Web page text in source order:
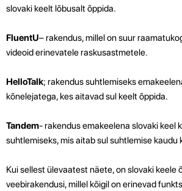
slovaki keelt lõbusalt õppida.
FluentU– rakendus, millel on suur
videoid erinevatele raskusastmetele.
HelloTalk; rakendus suhtlemiseks
kõnelejatega, kes aitavad sul keelt õppida.
Tandem- rakendus emakeelena slovaki keel
suhtlemiseks, mis aitab sul suhtlemise kaudu
Kui sellest ülevaatest näete, on slovaki keele
veebirakendusi, millel kõigil on erinevad